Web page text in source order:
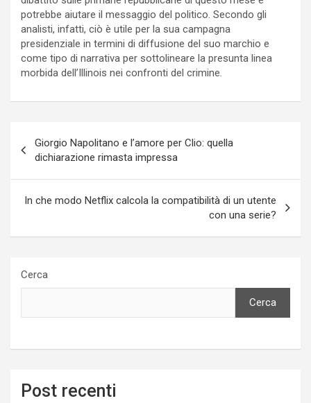
potrebbe aiutare il messaggio del politico. Secondo gli
analisti, infatti, ciò è utile per la sua campagna
presidenziale in termini di diffusione del suo marchio e
come tipo di narrativa per sottolineare la presunta linea
morbida dell’Illinois nei confronti del crimine.
articoli
Giorgio Napolitano e l’amore per Clio: quella
dichiarazione rimasta impressa
In che modo Netflix calcola la compatibilità di un utente
con una serie?
Cerca
Cerca
Post recenti